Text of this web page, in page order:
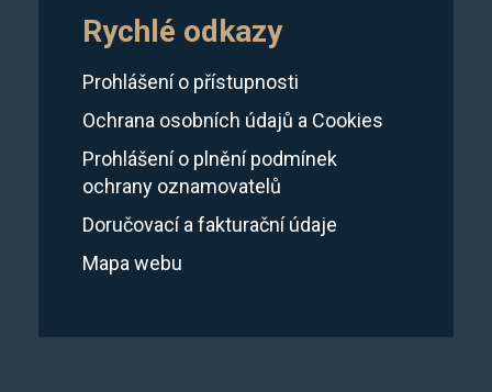
Rychlé odkazy
Prohlášení o přístupnosti
Ochrana osobních údajů a Cookies
Prohlášení o plnění podmínek
ochrany oznamovatelů
Doručovací a fakturační údaje
Mapa webu